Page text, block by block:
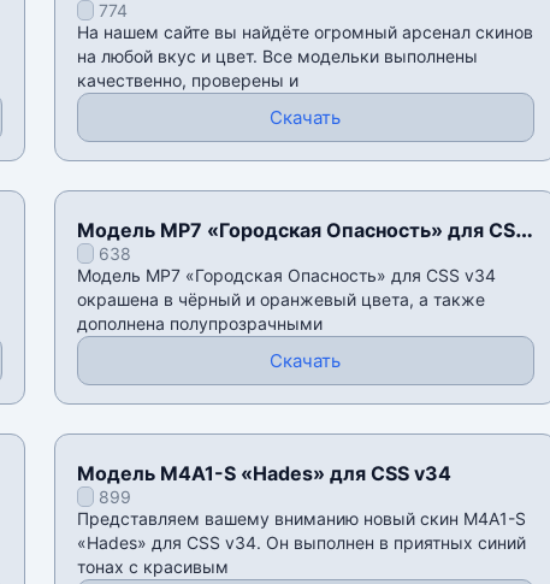
774
На нашем сайте вы найдёте огромный арсенал скинов
на любой вкус и цвет. Все модельки выполнены
качественно, проверены и
Скачать
Модель MP7 «Городская Опасность» для CSS
v34638
Модель MP7 «Городская Опасность» для CSS v34
окрашена в чёрный и оранжевый цвета, а также
дополнена полупрозрачными
Скачать
Модель M4A1-S «Hades» для CSS v34
899
Представляем вашему вниманию новый скин M4A1-S
«Hades» для CSS v34. Он выполнен в приятных синий
тонах с красивым